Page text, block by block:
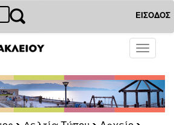
ΕΙΣΟΔΟΣ
Toggle